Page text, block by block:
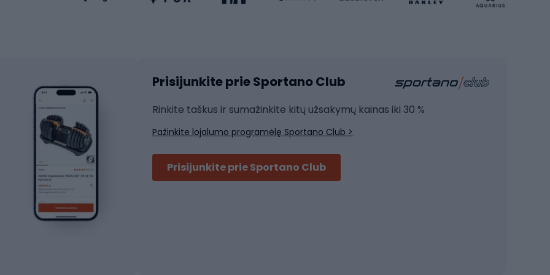
marškinėliai
kelnės
striukės
džemperiai
kepurės
priedai
Rakečių sportas
Badmintonas
Stalo tenisas
Tenisas
Jėgos įranga
Joga
Prisijunkite prie Sportano Club
Rinkite taškus ir sumažinkite kitų užsakymų kainas iki 30 %
Pažinkite lojalumo programėlę Sportano Club >
Prisijunkite prie Sportano Club